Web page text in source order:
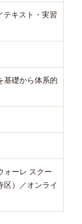
テキスト・実習
基礎から体系的
ォーレ スクー
区）／オンライ